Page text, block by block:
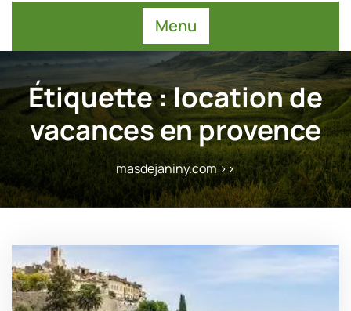
Menu
Étiquette :location de
vacances en provence
masdejaniny.com>>